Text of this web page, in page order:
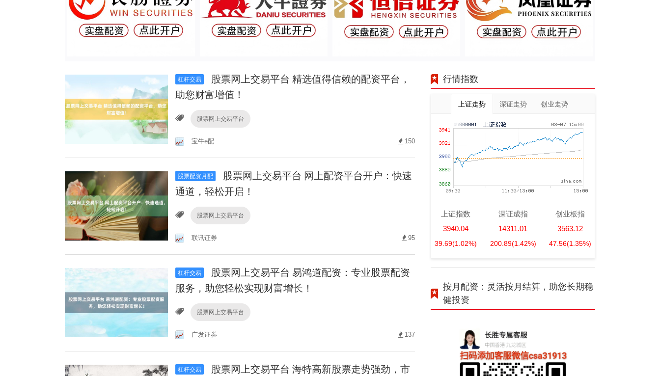
杠杆交易
股票网上交易平台 精选值得信赖的配资平台，
助您财富增值！
股票网上交易平台
宝牛e配 150
股票配资月配
股票网上交易平台 网上配资平台开户：快速
通道，轻松开启！
股票网上交易平台
联讯证券 95
杠杆交易
股票网上交易平台 易鸿道配资：专业股票配资
服务，助您轻松实现财富增长！
股票网上交易平台
广发证券 137
杠杆交易
股票网上交易平台 海特高新股票走势强劲，市
行情指数
上证走势 深证走势 创业走势
上证指数
3940.04
39.69(1.02%)
深证成指
14311.01
200.89(1.42%)
创业板指
3563.12
47.56(1.35%)
按月配资：灵活按月结算，助您长期稳
健投资